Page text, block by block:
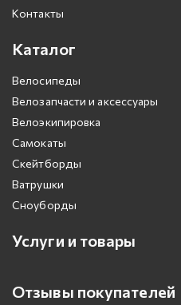
Контакты
Каталог
Велосипеды
Велозапчасти и аксессуары
Велоэкипировка
Самокаты
Скейтборды
Ватрушки
Сноуборды
Услуги и товары
Отзывы покупателей